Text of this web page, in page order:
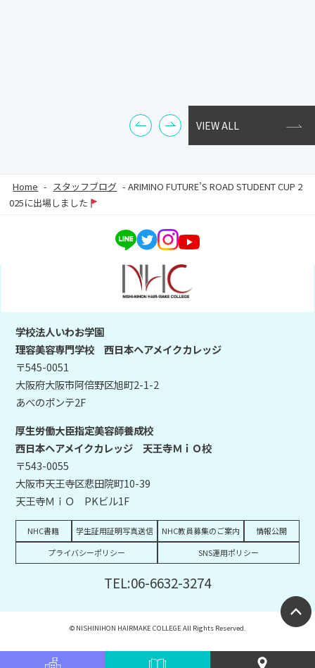
VIEW ALL
Home - スタッフブログ -ARIMINO FUTURE’S ROAD STUDENT CUP 2
025に出場しました
学校法人いわお学園
理容美容専門学校 西日本ヘアメイクカレッジ
〒545-0051
大阪府大阪市阿倍野区旭町2-1-2
あべのポンテ2F
厚生労働大臣指定美容師養成校
西日本ヘアメイクカレッジ 天王寺ＭｉＯ校
〒543-0055
大阪市天王寺区悲田院町10-39
天王寺ＭｉＯ PKビル1F
NHC書籍 学生証用証明写真送信 NHC教員募集のご案内
情報公開
プライバシーポリシー
SNS運用ポリシー
TEL:06-6632-3274
© NISHINIHON HAIRMAKE COLLEGE All Rights Reserved.